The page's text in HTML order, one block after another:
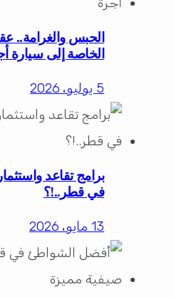
الحبس والغرامة..
الخاصة إلى سيارة
5 يوليو، 2026
برامج تقاعد
في قطر..!؟
13 مايو، 2026